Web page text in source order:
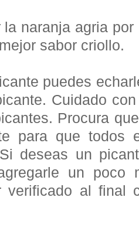
la naranja agria
sabor criollo.
puedes
Cuidado
Procura
para que todos
deseas un
un poco
verificado al final